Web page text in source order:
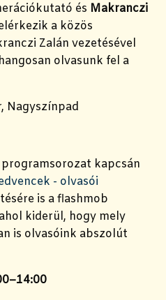
és Makranczi
a közös
Zalán vezetésével
olvasunk fel a
Nagyszínpad
kapcsán
- olvasói
is a flashmob
kiderül, hogy mely
is olvasóink abszolút